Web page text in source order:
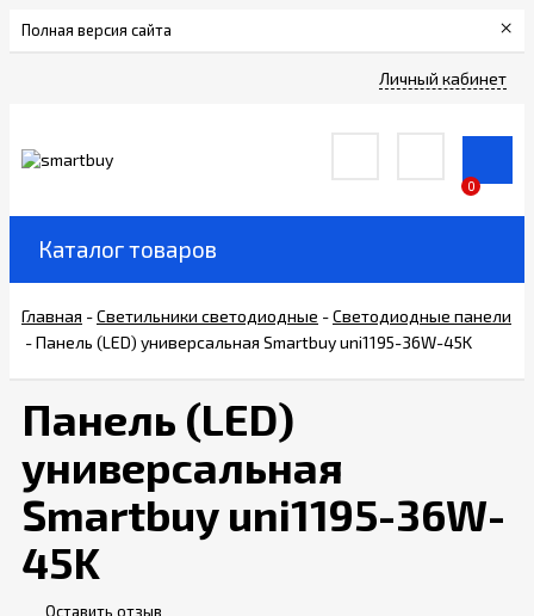
Полная версия сайта ×
Личный кабинет
компании
лист
Контакты
0
Каталог товаров
Главная -Светильники светодиодные -Светодиодные панели
-Панель (LED) универсальная Smartbuy uni1195-36W-45K
Панель (LED)
универсальная
Smartbuy uni1195-36W-
45K
Оставить отзыв